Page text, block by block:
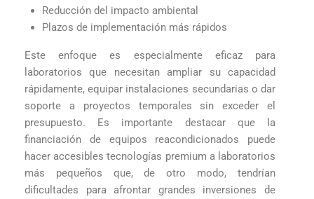
Reducción del impacto ambiental
Plazos de implementación más rápidos
Este enfoque es especialmente eficaz para
laboratorios que necesitan ampliar su capacidad
rápidamente, equipar instalaciones secundarias o dar
soporte a proyectos temporales sin exceder el
presupuesto. Es importante destacar que la
financiación de equipos reacondicionados puede
hacer accesibles tecnologías premium a laboratorios
más pequeños que, de otro modo, tendrían
dificultades para afrontar grandes inversiones de